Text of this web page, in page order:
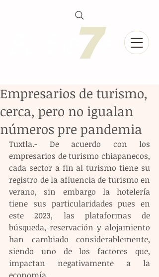
Empresarios de turismo,
cerca, pero no igualan
números pre pandemia
Tuxtla.- De acuerdo con los
empresarios de turismo chiapanecos,
cada sector a fin al turismo tiene su
registro de la afluencia de turismo en
verano, sin embargo la hotelería
tiene sus particularidades pues en
este 2023, las plataformas de
búsqueda, reservación y alojamiento
han cambiado considerablemente,
siendo uno de los factores que,
impactan negativamente a la